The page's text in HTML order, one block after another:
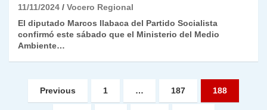
11/11/2024
Vocero Regional
El diputado Marcos Ilabaca del Partido Socialista
confirmó este sábado que el Ministerio del Medio
Ambiente…
Paginación
Previous 1 … 187 188